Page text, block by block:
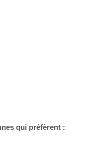
qui préfèrent :